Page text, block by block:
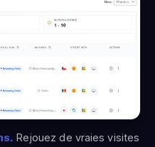
Rejouez de vraies visites